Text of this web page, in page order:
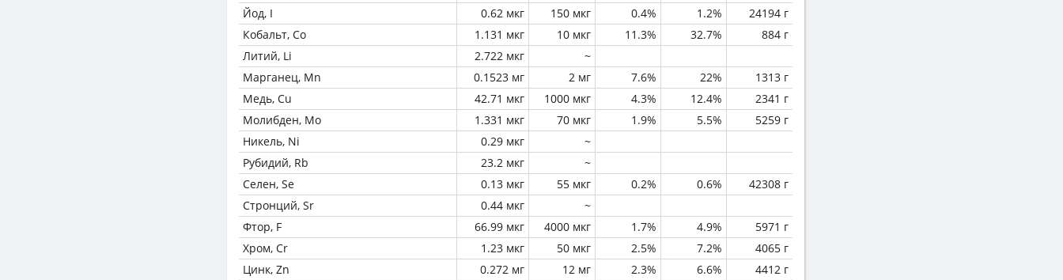
Йод, I
0.62 мкг 150 мкг 0.4% 1.2%
24194 г
Кобальт, Co
1.131 мкг 10 мкг 11.3% 32.7%
884 г
Литий, Li
2.722 мкг
~
Марганец, Mn
0.1523 мг 2 мг 7.6% 22%
1313 г
Медь, Cu
42.71 мкг 1000 мкг 4.3% 12.4%
2341 г
Молибден, Mo
1.331 мкг 70 мкг 1.9% 5.5%
5259 г
Никель, Ni
0.29 мкг
~
Рубидий, Rb
23.2 мкг
~
Селен, Se
0.13 мкг 55 мкг 0.2% 0.6%
42308 г
Стронций, Sr
0.44 мкг
~
Фтор, F
66.99 мкг 4000 мкг 1.7% 4.9%
5971 г
Хром, Cr
1.23 мкг 50 мкг 2.5% 7.2%
4065 г
Цинк, Zn
0.272 мг 12 мг 2.3% 6.6%
4412 г